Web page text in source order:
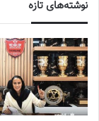
نوشته‌های تازه